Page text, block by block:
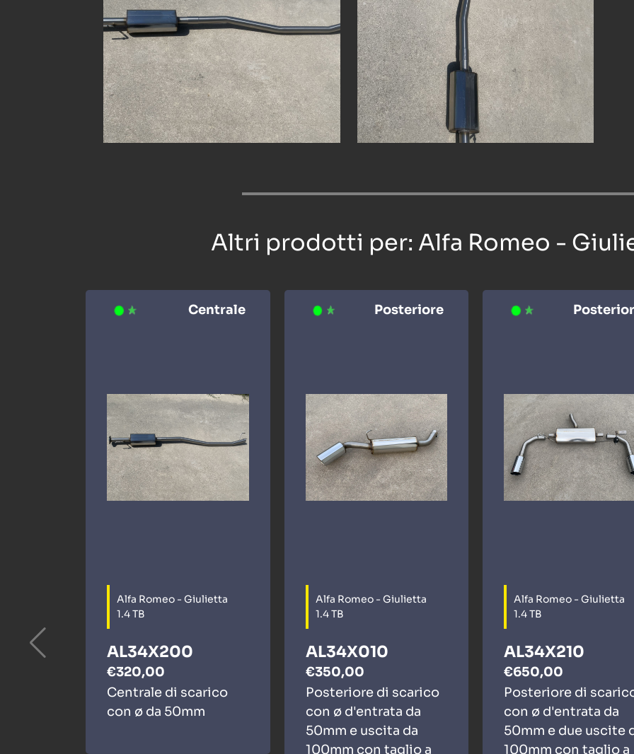
Altri prodotti per: Alfa Romeo -
Centrale
Alfa Romeo - Giulietta
1.4 TB
AL34X200
€320,00
Centrale di scarico
con ø da 50mm
Posteriore
Alfa Romeo - Giulietta
1.4 TB
AL34X010
€350,00
Posteriore di scarico
con ø d'entrata da
50mm e uscita da
100mm con taglio a
Alfa Romeo - Giulietta
1.4 TB
AL34X210
€650,00
Posteriore di
con ø d'entrata da
50mm e due uscite
100mm con taglio a